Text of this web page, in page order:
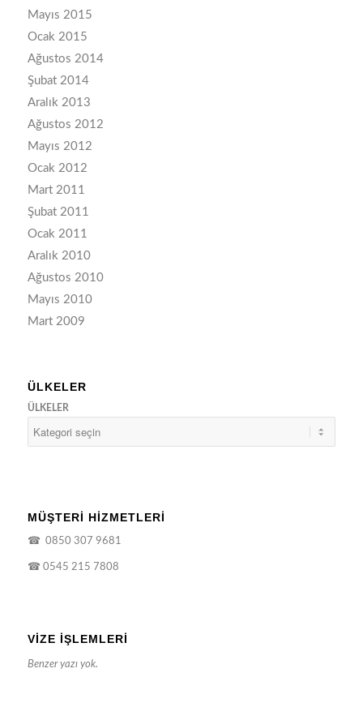
Mayıs 2015
Ocak 2015
Ağustos 2014
Şubat 2014
Aralık 2013
Ağustos 2012
Mayıs 2012
Ocak 2012
Mart 2011
Şubat 2011
Ocak 2011
Aralık 2010
Ağustos 2010
Mayıs 2010
Mart 2009
ÜLKELER
ÜLKELER
MÜŞTERİ HİZMETLERİ
☎0850 307 9681
☎0545 215 7808
VIZE İŞLEMLERI
Benzer yazı yok.